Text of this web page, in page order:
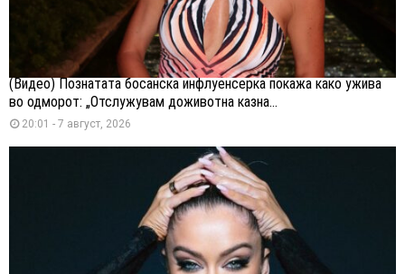
(Видео) Познатата босанска инфлуенсерка покажа како ужива
во одморот: „Отслужувам доживотна казна...
20:01 - 7 август, 2026